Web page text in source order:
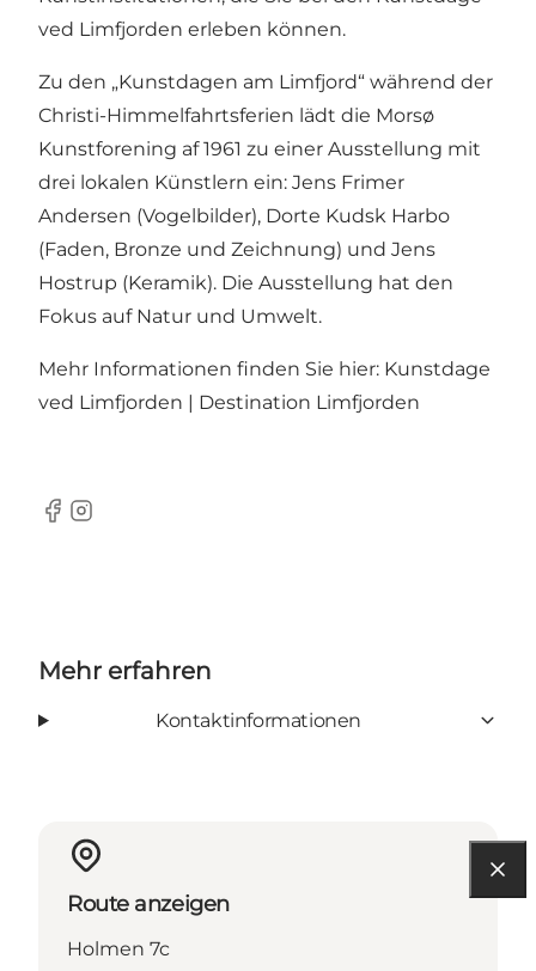
ved Limfjorden erleben können.
Zu den „Kunstdagen am Limfjord“ während der
Christi-Himmelfahrtsferien lädt die Morsø
Kunstforening af 1961 zu einer Ausstellung mit
drei lokalen Künstlern ein: Jens Frimer
Andersen (Vogelbilder), Dorte Kudsk Harbo
(Faden, Bronze und Zeichnung) und Jens
Hostrup (Keramik). Die Ausstellung hat den
Fokus auf Natur und Umwelt.
Mehr Informationen finden Sie hier: Kunstdage
ved Limfjorden | Destination Limfjorden
Facebook
Instagram
Mehr erfahren
Kontaktinformationen
Route anzeigen
Holmen 7c